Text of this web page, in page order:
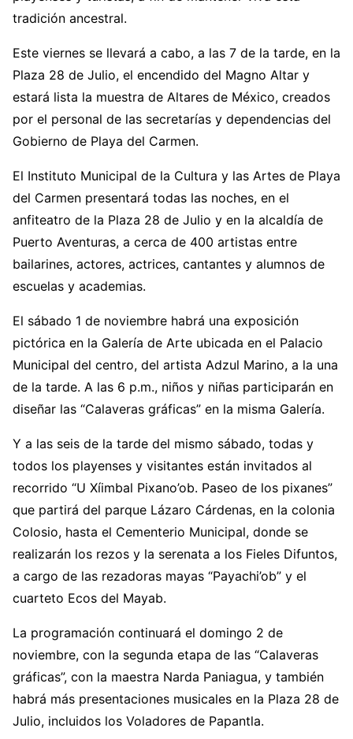
tradición ancestral.
Este viernes se llevará a cabo, a las 7 de la tarde, en la
Plaza 28 de Julio, el encendido del Magno Altar y
estará lista la muestra de Altares de México, creados
por el personal de las secretarías y dependencias del
Gobierno de Playa del Carmen.
El Instituto Municipal de la Cultura y las Artes de Playa
del Carmen presentará todas las noches, en el
anfiteatro de la Plaza 28 de Julio y en la alcaldía de
Puerto Aventuras, a cerca de 400 artistas entre
bailarines, actores, actrices, cantantes y alumnos de
escuelas y academias.
El sábado 1 de noviembre habrá una exposición
pictórica en la Galería de Arte ubicada en el Palacio
Municipal del centro, del artista Adzul Marino, a la una
de la tarde. A las 6 p.m., niños y niñas participarán en
diseñar las “Calaveras gráficas” en la misma Galería.
Y a las seis de la tarde del mismo sábado, todas y
todos los playenses y visitantes están invitados al
recorrido “U Xíimbal Pixano’ob. Paseo de los pixanes”
que partirá del parque Lázaro Cárdenas, en la colonia
Colosio, hasta el Cementerio Municipal, donde se
realizarán los rezos y la serenata a los Fieles Difuntos,
a cargo de las rezadoras mayas “Payachi’ob” y el
cuarteto Ecos del Mayab.
La programación continuará el domingo 2 de
noviembre, con la segunda etapa de las “Calaveras
gráficas”, con la maestra Narda Paniagua, y también
habrá más presentaciones musicales en la Plaza 28 de
Julio, incluidos los Voladores de Papantla.